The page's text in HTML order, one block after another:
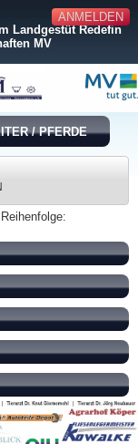
ANMELDEN
Landgestüt Redefin
MV
/ PFERDE